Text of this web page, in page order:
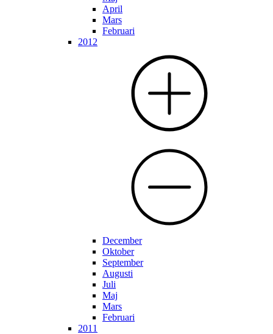
April
Mars
Februari
2012
December
Oktober
September
Augusti
Juli
Maj
Mars
Februari
2011